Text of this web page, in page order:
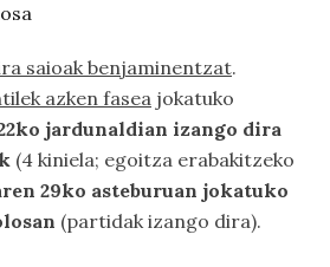
saioak benjaminentzat.
azken fasea jokatuko
jardunaldian izango dira
(4 kiniela; egoitza erabakitzeko
29ko asteburuan jokatuko
(partidak izango dira).